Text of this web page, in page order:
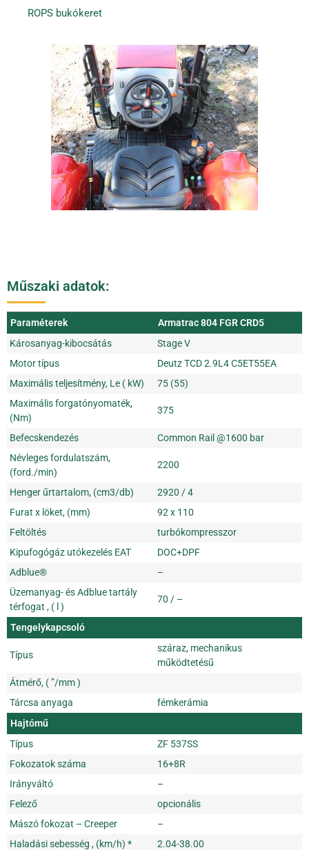
ROPS bukókeret
Műszaki adatok:
Paraméterek
Armatrac 804 FGR CRD5
Károsanyag-kibocsátás
Stage V
Motor típus
Deutz TCD 2.9L4 C5ET55EA
Maximális teljesítmény, Le ( kW)
75 (55)
Maximális forgatónyomaték,
(Nm)
375
Befecskendezés
Common Rail @1600 bar
Névleges fordulatszám,
(ford./min)
2200
Henger űrtartalom, (cm3/db)
2920 / 4
Furat x löket, (mm)
92 x 110
Feltöltés
turbókompresszor
Kipufogógáz utókezelés EAT
DOC+DPF
Adblue®
–
Üzemanyag- és Adblue tartály
térfogat , ( l )
70 / –
Tengelykapcsoló
Típus
száraz, mechanikus
működtetésű
Átmérő, ( ”/mm )
Tárcsa anyaga
fémkerámia
Hajtómű
Típus
ZF 537SS
Fokozatok száma
16+8R
Irányváltó
–
Felező
opcionális
Mászó fokozat – Creeper
–
Haladási sebesség , (km/h) *
2.04-38.00